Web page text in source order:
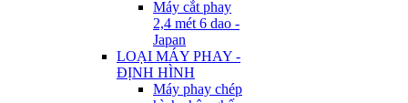
Máy cắt phay
2,4 mét 6 dao -
Japan
LOẠI MÁY PHAY -
ĐỊNH HÌNH
Máy phay chép